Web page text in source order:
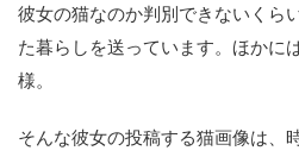
彼女の猫なのか判別できないくら
た暮らしを送っています。ほかに
様。
そんな彼女の投稿する猫画像は、